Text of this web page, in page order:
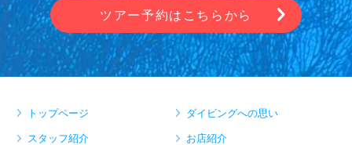
ツアー予約はこちらから
トップページ ダイビングへの思い
スタッフ紹介 お店紹介